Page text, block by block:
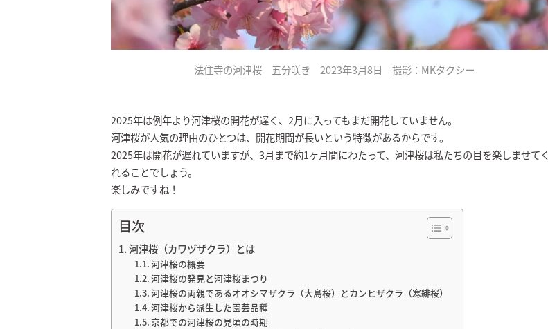
法住寺の河津桜 五分咲き 2023年3月8日 撮影：MKタクシー
2025年は例年より河津桜の開花が遅く、2月に入ってもまだ開花していません。
河津桜が人気の理由のひとつは、開花期間が長いという特徴があるからです。
2025年は開花が遅れていますが、3月まで約1ヶ月間にわたって、河津桜は私たちの目を楽しませてく
れることでしょう。
楽しみですね！
目次
河津桜（カワヅザクラ）とは
河津桜の概要
河津桜の発見と河津桜まつり
河津桜の両親であるオオシマザクラ（大島桜）とカンヒザクラ（寒緋桜）
河津桜から派生した園芸品種
京都での河津桜の見頃の時期